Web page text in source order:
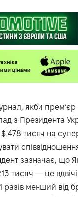
якби прем’єр
з Президента
478 тисяч на
зазначає, що
тисяч — це
разів менший від